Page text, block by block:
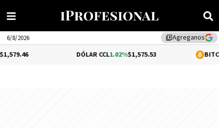
library_addAgreganos
6/8/2026
1.02%$1,575.53 BITCOIN-0.46%